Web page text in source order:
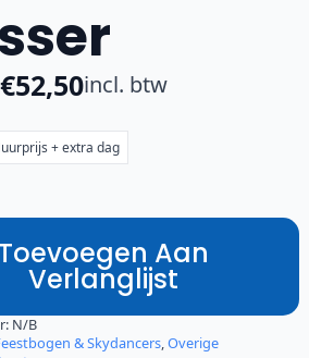
€52,50incl. btw
+ extra dag
Toevoegen Aan
Verlanglijst
N/B
& Skydancers,Overige